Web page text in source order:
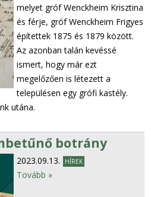
melyet gróf Wenckheim Krisztina
és férje, gróf Wenckheim Frigyes
építettek 1875 és 1879 között.
Az azonban talán kevéssé
ismert, hogy már ezt
megelőzően is létezett a
településen egy grófi kastély.
utána.
botrány
2023.09.13. HÍREK
Tovább »